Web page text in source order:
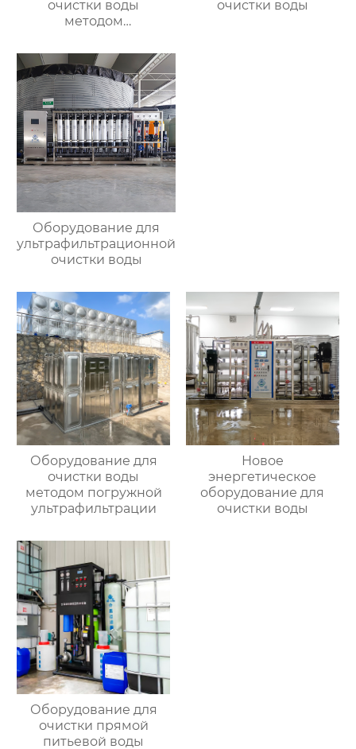
очистки воды
методом
очистки воды
Оборудование для
ультрафильтрационной
очистки воды
Оборудование для
очистки воды
методом погружной
ультрафильтрации
Новое
энергетическое
оборудование для
очистки воды
Оборудование для
очистки прямой
питьевой воды